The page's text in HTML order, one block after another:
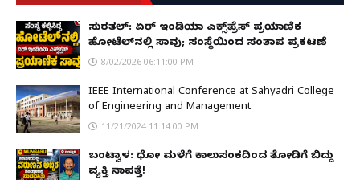
ಸುರತ್ಕಲ್: ಏರ್ ಇಂಡಿಯಾ ಎಕ್ಸ್‌ಪ್ರೆಸ್ ಪ್ರಯಾಣಿಕ
ಹೋಟೆಲ್‌ನಲ್ಲಿ ಸಾವು; ಸಂಸ್ಥೆಯಿಂದ ಸಂತಾಪ ಪ್ರಕಟಣೆ
8/02/2026 06:11:00 PM
IEEE International Conference at Sahyadri College
of Engineering and Management
11/21/2024 11:14:00 PM
ಬಂಟ್ವಾಳ: ಧೋ ಮಳೆಗೆ ಕಾಲುಸಂಕದಿಂದ ತೋಡಿಗೆ ಬಿದ್ದು
ವ್ಯಕ್ತಿ ನಾಪತ್ತೆ!